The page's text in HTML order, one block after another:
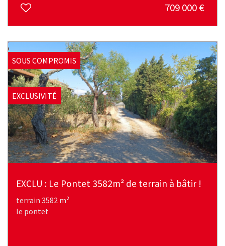
709 000€
SOUS COMPROMIS
EXCLUSIVITÉ
EXCLU : Le Pontet 3582m² de terrain à bâtir !
terrain 3582 m²
le pontet